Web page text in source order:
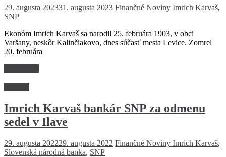
29. augusta 202331. augusta 2023 Finančné Noviny Imrich Karvaš,
SNP
Ekonóm Imrich Karvaš sa narodil 25. februára 1903, v obci
Varšany, neskôr Kalinčiakovo, dnes súčasť mesta Levice. Zomrel
20. februára
Imrich Karvaš bankár SNP za odmenu
sedel v Ilave
29. augusta 202229. augusta 2022 Finančné Noviny Imrich Karvaš,
Slovenská národná banka, SNP